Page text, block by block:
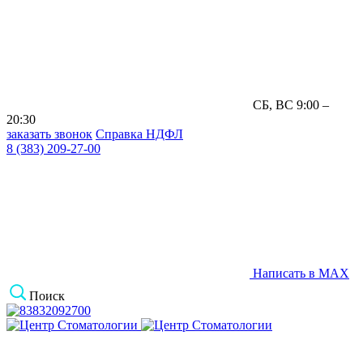
СБ, ВС 9:00 –
20:30
заказать звонок Справка НДФЛ
8 (383) 209-27-00
Написать в MAX
Поиск